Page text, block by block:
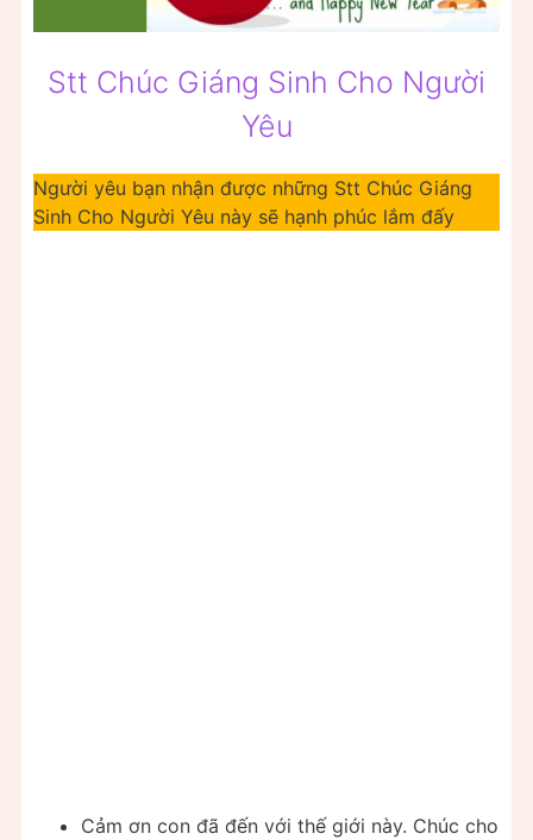
Stt Chúc Giáng Sinh Cho Người
Yêu
Người yêu bạn nhận được những Stt Chúc Giáng
Sinh Cho Người Yêu này sẽ hạnh phúc lắm đấy
Cảm ơn con đã đến với thế giới này. Chúc cho